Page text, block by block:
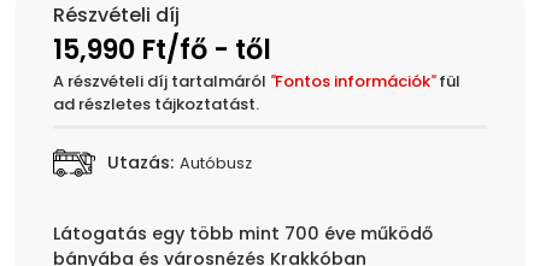
Részvételi díj
15,990 Ft/fő - től
A részvételi díj tartalmáról "Fontos információk"fül
ad részletes tájkoztatást.
Utazás: Autóbusz
Látogatás egy több mint 700 éve működő